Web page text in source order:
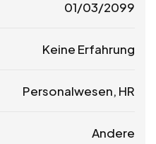
01/03/2099
Keine Erfahrung
Personalwesen, HR
Andere